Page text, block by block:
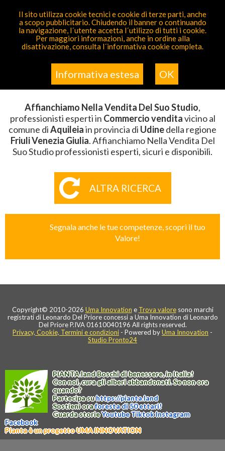
PARTECIPA GRATIS
Sei QuiElenco>Commercio Vendita> Affianchiamo
Nella Vendita Del Suo Studio>Friuli Venezia Giulia
Udine>Aquileia
DEL SUO STUDIO AQUILEIA
Affianchiamo Nella Vendita Del Suo Studio,
professionisti esperti in Commercio venditavicino al
comune diAquileiain provincia di Udinedella regione
Friuli Venezia Giulia. Affianchiamo Nella Vendita Del
Suo Studio professionisti esperti, sicuri e disponibili.
ALTRA RICERCA
Segnala anche le tue competenze, scopri il tuo
Valore!
Copyright© 2010-2026 Uma Innovation e Trova valoresono marchi
registrati di Leonardo Del Priore concessi a Uma Innovation di Leonardo
Del Priore P.IVA 01610040196 All rights reserved.
Privacy, Cookie, Termini e condizioni - Powered byUma Innovation -
Studio Pronto24
PIANTA.landBoschi di benessere, in Italia!
Con noi, cura gli alberi abbandonati. Se non ora
quando?
Partecipa suhttps://pianta.land
Sostieni oraforesta di 50 ettari!
Guarda storieYoutubeTiktokInstagram
Facebook
Pianta è un progetto UMA INNOVATION
Il sito utilizza cookie tecnici e cookie di terze parti, anche
a scopo pubblicitario. Chiudendo il banner o continuando
la navigazione, l´utente accetta l´utilizzo di tutti i cookie.
Per maggiori informazioni, anche in ordine alla
disattivazione, consulta l´informativa cookie completa.
Informativa estesa OK